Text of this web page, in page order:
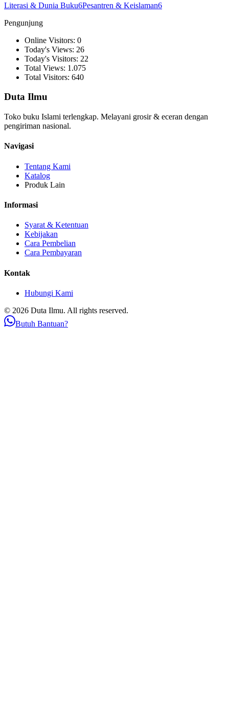
Literasi & Dunia Buku6Pesantren & Keislaman6
Pengunjung
Online Visitors: 0
Today's Views: 26
Today's Visitors: 22
Total Views: 1.075
Total Visitors: 640
Duta Ilmu
Toko buku Islami terlengkap. Melayani grosir & eceran dengan
pengiriman nasional.
Navigasi
Tentang Kami
Katalog
Produk Lain
Informasi
Syarat & Ketentuan
Kebijakan
Cara Pembelian
Cara Pembayaran
Kontak
Hubungi Kami
© 2026 Duta Ilmu. All rights reserved.
Butuh Bantuan?